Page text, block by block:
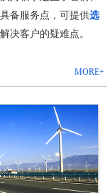
备服务点，可提供选
决客户的疑难点。
MORE+